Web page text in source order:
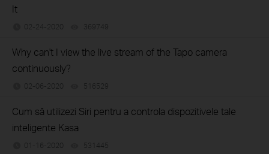
It
02-24-2020 369749
Why can't I view the live stream of the Tapo camera
continuously?
02-06-2020 516529
Cum să utilizezi Siri pentru a controla dispozitivele tale
inteligente Kasa
01-16-2020 531445